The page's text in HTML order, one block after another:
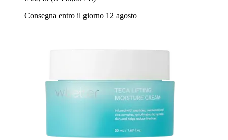
Consegna entro il giorno 12 agosto